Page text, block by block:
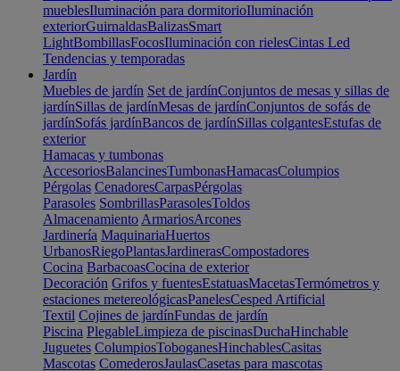
mueblesIluminación para dormitorioIluminación
exteriorGuirnaldasBalizasSmart
LightBombillasFocosIluminación con rielesCintas Led
Tendencias y temporadas
Jardín
Muebles de jardín Set de jardínConjuntos de mesas y sillas de
jardínSillas de jardínMesas de jardínConjuntos de sofás de
jardínSofás jardínBancos de jardínSillas colgantesEstufas de
exterior
Hamacas y tumbonas
AccesoriosBalancinesTumbonasHamacasColumpios
Pérgolas CenadoresCarpasPérgolas
Parasoles SombrillasParasolesToldos
Almacenamiento ArmariosArcones
Jardinería MaquinariaHuertos
UrbanosRiegoPlantasJardinerasCompostadores
Cocina BarbacoasCocina de exterior
Decoración Grifos y fuentesEstatuasMacetasTermómetros y
estaciones metereológicasPanelesCesped Artificial
Textil Cojines de jardínFundas de jardín
Piscina PlegableLimpieza de piscinasDuchaHinchable
Juguetes ColumpiosToboganesHinchablesCasitas
Mascotas ComederosJaulasCasetas para mascotas